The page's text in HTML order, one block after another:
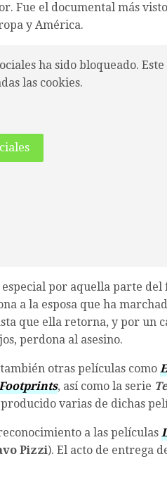
Fue el documental más
y América.
ha sido bloqueado. Este
las cookies.
por aquella parte
a la esposa que ha
que ella retorna, y por un
perdona al asesino.
otras películas como
, así como la serie
varias de dichas
a las películas
Pizzi). El acto de entrega